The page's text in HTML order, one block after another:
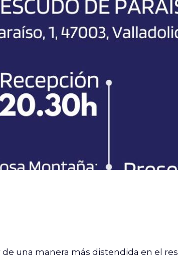
una manera más distendida en el